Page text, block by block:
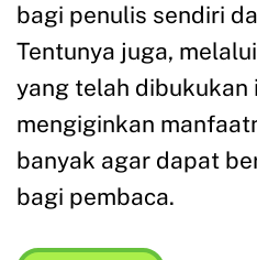
bagi penulis sendiri
Tentunya juga,
yang telah dibukukan
mengiginkan
banyak agar dapat
bagi pembaca.